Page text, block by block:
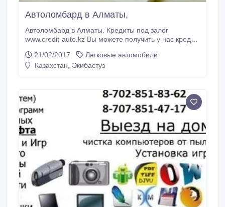
Автоломбард в Алматы,
Автоломбард в Алматы. Кредиты под залог
www.credit-auto.kz Вы можете получить у нас кредит
время и деньги, по причине того, что мы работаем
для вас БЕЗ СКРЫТЫХ КОМИССИЙ и оформляем
вашего авто, у нас круглосуточная военизированная
автостоянка ( БЕСПЛАТНАЯ) Мы оказываем для вас
финансовую помощь.
21/02/2017
Легковые автомобили
Казахстан, Экибастуз